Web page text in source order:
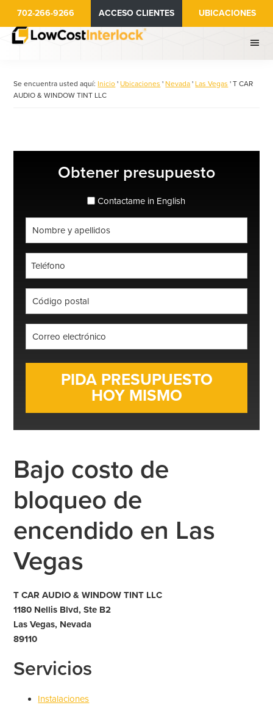
contenido
702-266-9266 ACCESO CLIENTES UBICACIONES
Se encuentra usted aquí: Inicio ' Ubicaciones ' Nevada ' Las Vegas ' T CAR
AUDIO & WINDOW TINT LLC
lateralObtener presupuesto
espanol_espanol
Contactame in English
*
*
Bajo costo de
bloqueo de
encendido en Las
Vegas
T CAR AUDIO & WINDOW TINT LLC
1180 Nellis Blvd, Ste B2
Las Vegas, Nevada
89110
Servicios
Instalaciones